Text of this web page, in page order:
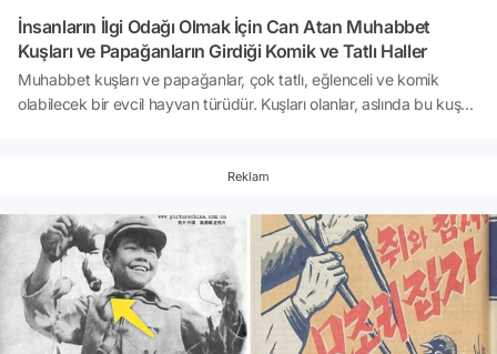
İnsanların İlgi Odağı Olmak İçin Can Atan Muhabbet
Kuşları ve Papağanların Girdiği Komik ve Tatlı Haller
Muhabbet kuşları ve papağanlar, çok tatlı, eğlenceli ve komik
olabilecek bir evcil hayvan türüdür. Kuşları olanlar, aslında bu kuş
çekmek için ellerinden gelen her şeyi yapabillecek kapasitede
komik muhabbet kuşları ve papağan fotoğrafları...
Reklam